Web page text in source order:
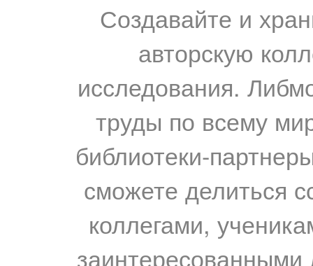
Создавайте и
авторскую
исследования.
труды по всему
библиотеки-
сможете делиться
коллегами,